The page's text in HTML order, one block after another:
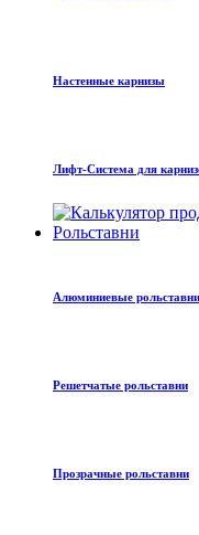
Настенные карнизы
Лифт-Система для
Рольставни
Алюминиевые рольставни
Решетчатые рольставни
Прозрачные рольставни